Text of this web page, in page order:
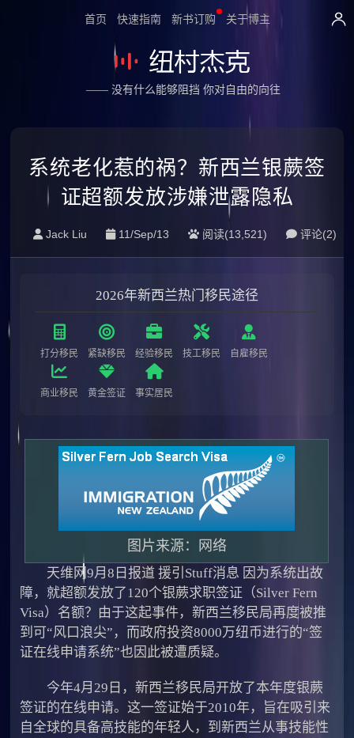
首页 快速指南 新书订购 关于博主
—— 没有什么能够阻挡 你对自由的向往
系统老化惹的祸？新西兰银蕨签
证超额发放涉嫌泄露隐私
Jack Liu 11/Sep/13 阅读(13,521) 评论(2)
2026年新西兰热门移民途径
打分移民 紧缺移民 经验移民 技工移民 自雇移民
商业移民 黄金签证 事实居民
图片来源：网络
天维网9月8日报道 援引Stuff消息 因为系统出故
障，就超额发放了120个银蕨求职签证（Silver Fern
Visa）名额？由于这起事件，新西兰移民局再度被推
到可“风口浪尖”，而政府投资8000万纽币进行的“签
证在线申请系统”也因此被遭质疑。
今年4月29日，新西兰移民局开放了本年度银蕨
签证的在线申请。这一签证始于2010年，旨在吸引来
自全球的具备高技能的年轻人，到新西兰从事技能性